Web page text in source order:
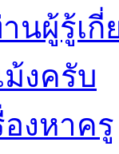
นผู้รู้เกี่
ม้งครับ
งหาครู